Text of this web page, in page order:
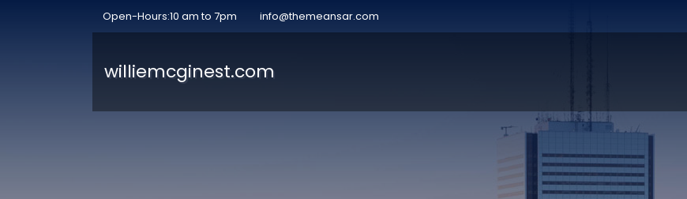
Open-Hours:10 am to 7pm info@themeansar.com
williemcginest.com